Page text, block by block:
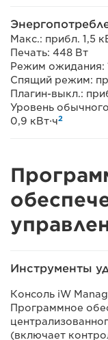
Макс.: прибл. 1,5
Печать: 448 Вт
Режим ожидания:
Спящий режим:
Плагин-выкл.:
Уровень
0,9 кВт⋅ч2
Инструменты
Консоль iW
Программное
(включает